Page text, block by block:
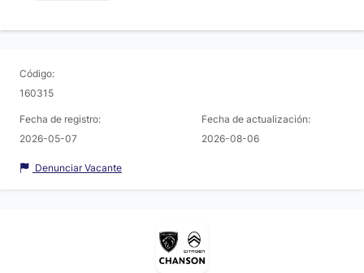
Código:
160315
Fecha de registro:
2026-05-07
Fecha de actualización:
2026-08-06
Denunciar Vacante